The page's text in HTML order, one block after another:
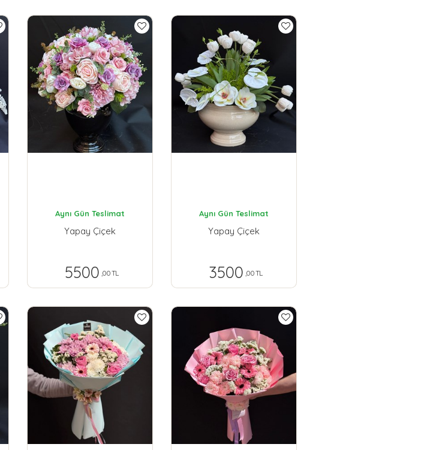
Aynı Gün Teslimat
Yapay Çiçek
5500 ,00 TL
Aynı Gün Teslimat
Yapay Çiçek
3500 ,00 TL